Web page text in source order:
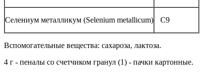
Селениум металликум (Selenium metallicum) C9
Вспомогательные вещества: сахароза, лактоза.
4 г - пеналы со счетчиком гранул (1) - пачки картонные.